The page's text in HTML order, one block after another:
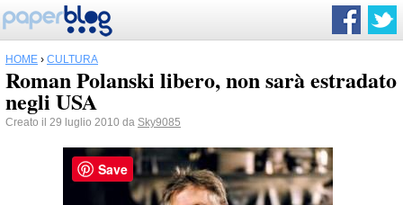
HOME › CULTURA
Roman Polanski libero, non sarà estradato
negli USA
Creato il 29 luglio 2010 da Sky9085
Save